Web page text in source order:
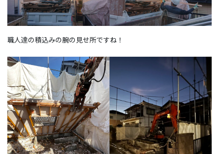
職人達の積込みの腕の見せ所ですね！